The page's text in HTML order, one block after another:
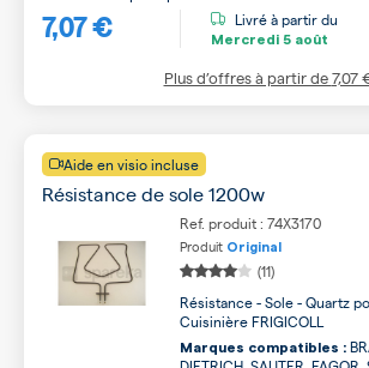
7,07 € Livré à partir du
Mercredi 5 août
Plus d’offres à partir de7,07
Aide en visio incluse
Résistance de sole 1200w
Ref. produit : 74X3170
Produit Original
(11)
Résistance - Sole - Quartz
Cuisinière FRIGICOLL
Marques compatibles :